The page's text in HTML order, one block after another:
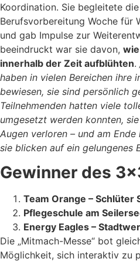
Koordination. Sie begleitete
Berufsvorbereitung Woche für
und gab Impulse zur
beeindruckt war sie davon,
innerhalb der Zeit aufblühten.
haben in vielen Bereichen ihre
bewiesen, sie sind persönlich
Teilnehmenden hatten viele
umgesetzt werden konnten,
Augen verloren – und am
sie blicken auf ein gelungenes
Gewinner des
Team Orange – Schlüter
Pflegeschule am
Energy Eagles –
Die „Mitmach-Messe“ bot
Möglichkeit, sich interaktiv zu